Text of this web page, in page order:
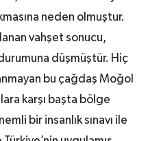
neden olmuştur.
vahşet sonucu,
düşmüştür. Hiç
bu çağdaş Moğol
karşı başta bölge
bir insanlık sınavı ile